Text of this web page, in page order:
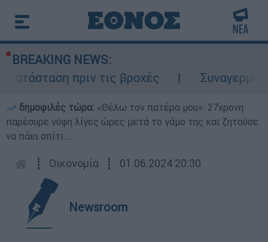
BREAKING NEWS:
πριν τις βροχές
Συναγερμός
δημοφιλές τώρα: «Θέλω τον πατέρα μου»: 27χρονη
παρέσυρε νύφη λίγες ώρες μετά το γάμο της και ζητούσε
να πάει σπίτι...
┋ Οικονομία ┋ 01.06.2024 20:30
Newsroom